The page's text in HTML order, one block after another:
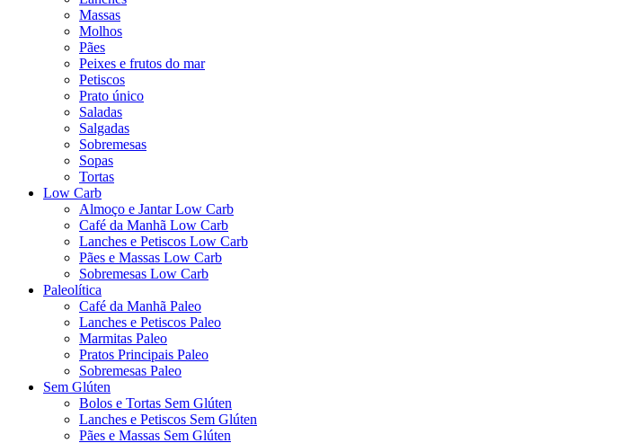
Massas
Molhos
Pães
Peixes e frutos do mar
Petiscos
Prato único
Saladas
Salgadas
Sobremesas
Sopas
Tortas
Low Carb
Almoço e Jantar Low Carb
Café da Manhã Low Carb
Lanches e Petiscos Low Carb
Pães e Massas Low Carb
Sobremesas Low Carb
Paleolítica
Café da Manhã Paleo
Lanches e Petiscos Paleo
Marmitas Paleo
Pratos Principais Paleo
Sobremesas Paleo
Sem Glúten
Bolos e Tortas Sem Glúten
Lanches e Petiscos Sem Glúten
Pães e Massas Sem Glúten